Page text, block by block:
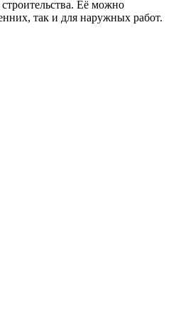
Её можно
так и для наружных работ.